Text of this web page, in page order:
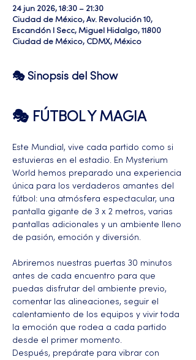
24 jun 2026, 18:30 – 21:30
Ciudad de México, Av. Revolución 10,
Escandón I Secc, Miguel Hidalgo, 11800
Ciudad de México, CDMX, México
🎭 Sinopsis del Show
🎭 FÚTBOL Y MAGIA
Este Mundial, vive cada partido como si
estuvieras en el estadio. En Mysterium
World hemos preparado una experiencia
única para los verdaderos amantes del
fútbol: una atmósfera espectacular, una
pantalla gigante de 3 x 2 metros, varias
pantallas adicionales y un ambiente lleno
de pasión, emoción y diversión.
Abriremos nuestras puertas 30 minutos
antes de cada encuentro para que
puedas disfrutar del ambiente previo,
comentar las alineaciones, seguir el
calentamiento de los equipos y vivir toda
la emoción que rodea a cada partido
desde el primer momento.
Después, prepárate para vibrar con